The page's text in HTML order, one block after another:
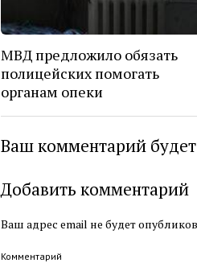
МВД предложило обязать
полицейских помогать
органам опеки
Ваш комментарий
Добавить комментарий
Ваш адрес email не будет
Комментарий